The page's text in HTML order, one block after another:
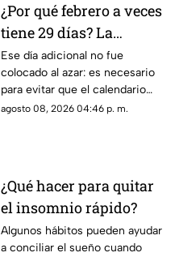
¿Por qué febrero a veces
tiene 29 días? La
curiosa razón detrás de
los años bisiestos
Ese día adicional no fue
colocado al azar: es necesario
para evitar que el calendario
pierda sincronía con las
agosto 08, 2026 04:46 p. m.
¿Qué hacer para quitar
el insomnio rápido?
Algunos hábitos pueden ayudar
a conciliar el sueño cuando